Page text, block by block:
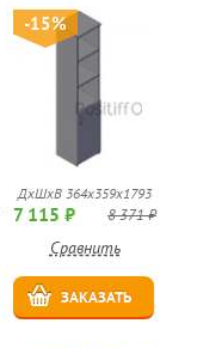
-15%
ДхШхВ 364х359х1793
7 115 ₽ 8 371 ₽
Сравнить
ЗАКАЗАТЬ